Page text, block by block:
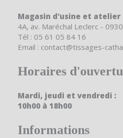
Magasin d'usine et
4A, av. Maréchal Leclerc -
Tél : 05 61 05 84 16
Email : contact@tissages-
Horaires
Mardi, jeudi et vendredi :
10h00 à 18h00
Informations